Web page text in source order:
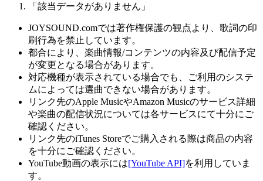
「該当データがありません」
JOYSOUND.comでは著作権保護の観点より、歌詞の印
刷行為を禁止しています。
都合により、楽曲情報/コンテンツの内容及び配信予定
が変更となる場合があります。
対応機種が表示されている場合でも、ご利用のシステ
ムによっては選曲できない場合があります。
リンク先のApple MusicやAmazon Musicのサービス詳細
や楽曲の配信状況については各サービスにて十分にご
確認ください。
リンク先のiTunes Storeでご購入される際は商品の内容
を十分にご確認ください。
YouTube動画の表示には[YouTube API]を利用していま
す。